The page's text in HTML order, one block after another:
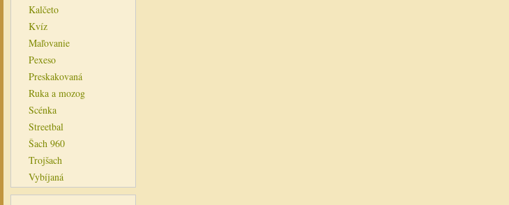
Kalčeto
Kvíz
Maľovanie
Pexeso
Preskakovaná
Ruka a mozog
Scénka
Streetbal
Šach 960
Trojšach
Vybíjaná